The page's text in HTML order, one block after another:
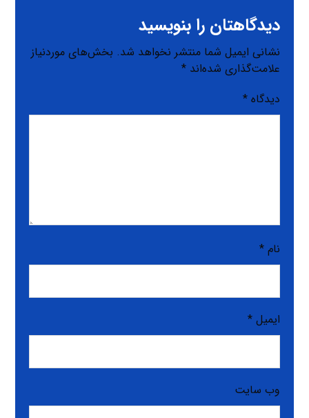
دیدگاهتان را بنویسید
نشانی ایمیل شما منتشر نخواهد شد. بخش‌های موردنیاز
علامت‌گذاری شده‌اند*
دیدگاه*
نام*
ایمیل*
وب‌ سایت